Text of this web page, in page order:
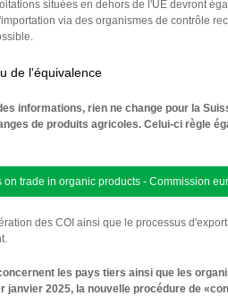
situées en dehors de l'UE devront
via des organismes de contrôle
de l'équivalence
informations, rien ne change pour la
de produits agricoles. Celui-ci règle
on trade in organic products - Commission
des COI ainsi que le processus
les pays tiers ainsi que les
janvier 2025, la nouvelle procédure de